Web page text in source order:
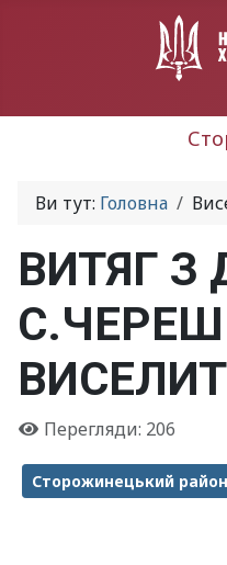
Ви тут: Головна
ВИТЯГ З
Перегляди: 206
Сторожинецький район